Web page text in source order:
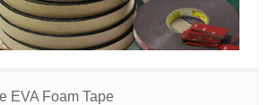
EVA Foam Tape